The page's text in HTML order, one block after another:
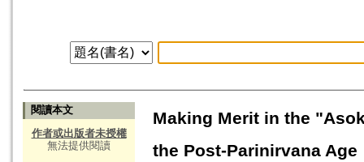
閱讀本文
作者或出版者未授權
無法提供閱讀
Making Merit in the
the Post-Parinirvana Age